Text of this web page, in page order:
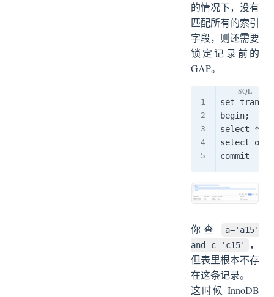
的情况下，没有
匹配所有的索引
字段，则还需要
锁定记录前的
GAP。
set
begin;
select *
select
你查
a='a15'
and c='c15'
，
但表里根本不存
在这条记录。
这时候 InnoDB